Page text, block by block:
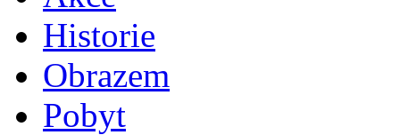
Historie
Obrazem
Pobyt